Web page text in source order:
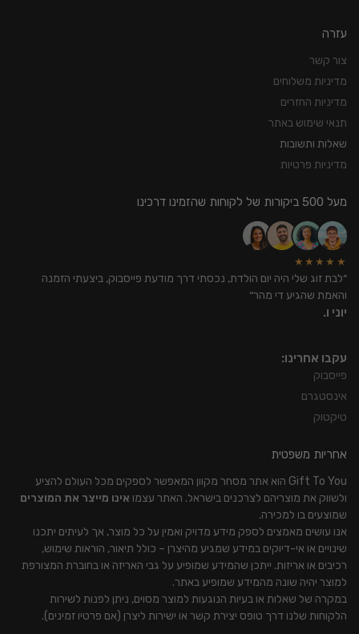
עזרה
צור קשר
מדיניות משלוחים
מדיניות החזרים
תנאי שימוש באתר
שאלות ותשובות
מדיניות פרטיות
מעל 500 ביקורות של לקוחות שהזמינו דרכינו
★★★★★
״לבת זוג שלי היה יום הולדת, נכסתי דרך מודעת פייסבוק, ביצעתי הזמנה
והאמת שהגיע די מהר״
יוני ו.
עקבו אחרינו:
פייסבוק
אינסטגרם
טיקטוק
אחריות משפטית
Gift To You הוא אתר מסחר מקוון המאפשר לספקים מכל העולם להציע
ולשווק את מוצריהם לצרכנים בישראל. האתר עצמו אינו מייצר את המוצרים
שמוצעים בו למכירה.
אנו עושים מאמצים לספק מידע מדויק ואמין על כל מוצר, אך לעיתים יתכנו
שינויים או אי-דיוקים במידע שמגיע מהיצרן – כולל תיאור, הוראות שימוש,
רכיבים או אריזות. ייתכן שהמידע שמופיע על גבי האריזה או בחוברת המצורפת
למוצר יהיה שונה מהמידע שמופיע באתר.
במקרה של שאלות או בעיות הנוגעות למוצר מסוים, ניתן לפנות לשירות
הלקוחות שלנו דרך טופס יצירת קשר או ישירות ליצרן (אם פרטיו זמינים).